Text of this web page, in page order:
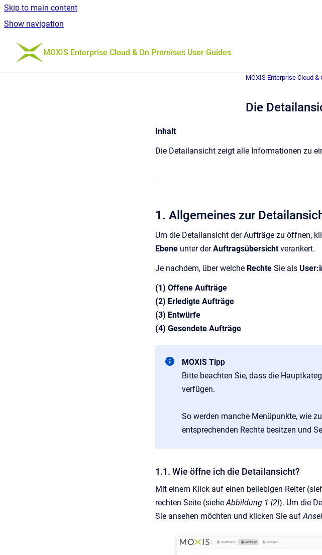
Skip to main content
Show navigation
Go to homepage
MOXIS Enterprise Cloud & On Premises User Guides
MOXIS Enterprise Cloud
Die
Inhalt
Die Detailansicht zeigt alle Informationen zu
1. Allgemeines zur
Um die Detailansicht der Aufträge zu öffnen,
Ebene unter derAuftragsübersichtverankert.
Je nachdem, über welche Rechte Sie als
(1) Offene Aufträge
(2) Erledigte Aufträge
(3) Entwürfe
(4) Gesendete Aufträge
MOXIS Tipp
Bitte beachten Sie, dass die
verfügen.
So werden manche Menüpunkte, wie
entsprechenden Rechte besitzen und
1.1. Wie öffne ich die Detailansicht?
Mit einem Klick auf einen beliebigen Reiter
rechten Seite (sieheAbbildung 1 [2]). Um die
Sie ansehen möchten und klicken Sie auf